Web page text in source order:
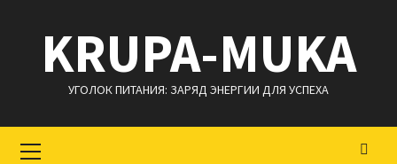
содержимому
KRUPA-MUKA
УГОЛОК ПИТАНИЯ: ЗАРЯД ЭНЕРГИИ ДЛЯ УСПЕХА
меню